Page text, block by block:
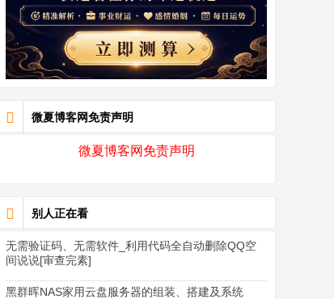
微夏博客网免责声明
微夏博客网免责声明
别人正在看
无需验证码、无需软件_利用代码全自动删除QQ空
间说说[审查完素]
黑群晖NAS家用云盘服务器的组装、搭建及系统